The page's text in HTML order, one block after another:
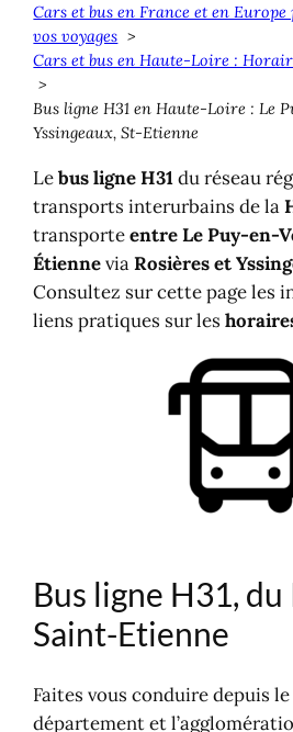
Cars et bus en France et en
vos voyages
Cars et bus en Haute-Loire :
Bus ligne H31 en Haute-Loire : Le
Yssingeaux, St-Etienne
Lebus ligne H31du réseau
transports interurbains de la
transporteentreLe Puy-en-
ÉtienneviaRosières et
Consultez sur cette page les
liens pratiques sur les
Bus ligne H31, du
Saint-Etienne
Faites vous conduire depuis
département et